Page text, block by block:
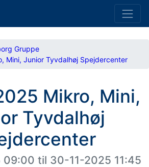
Gruppe
Mini, Junior Tyvdalhøj Spejdercenter
Mikro, Mini,
Tyvdalhøj
09:00 til 30-11-2025 11:45